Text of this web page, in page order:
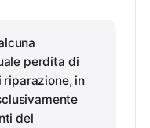
perdita di
in
del